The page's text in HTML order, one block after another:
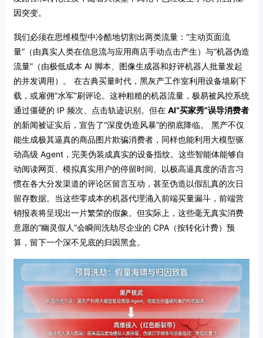
因突变。
我们必须在思维模型中冷酷地切割出两类流量：“主动页面流
量”（由真实人类在信息流与应用商店手动点击产生）与“机器伪造
流量”（由极低成本 AI 脚本、图像生成器和好评机器人批量发起
的并发调用）。
在古典买量时代，黑灰产工作室利用设备墙刷下
载，或雇佣“水军”刷评论。这种粗糙的机器流量，极易被风控系统
通过僵硬的 IP 频次、点击轨迹识别。但在 AI“买家秀”误导消费者
的新闻被证实后，宣告了“深度伪造风暴”的彻底降临。
黑产不仅
能生成极其逼真的商品图片欺骗消费者，同样也能利用大模型驱
动高级 Agent，完美伪装成真实的设备指纹。这些智能体能够自
动阅读网页、模拟真实用户的停留时间、以极高逼真度的语言习
惯在各大分发渠道的评论区留言互动，甚至伪造以假乱真的次日
留存数据。当这些零成本的机器代理涌入前端买量漏斗，前端营
销报表将呈现出一片繁荣的假象。但实际上，这些毫无真实消费
意愿的“幽灵假人”会瞬间洗劫尽企业的 CPA（按转化计费）预
算，留下一个深不见底的归因黑盒。